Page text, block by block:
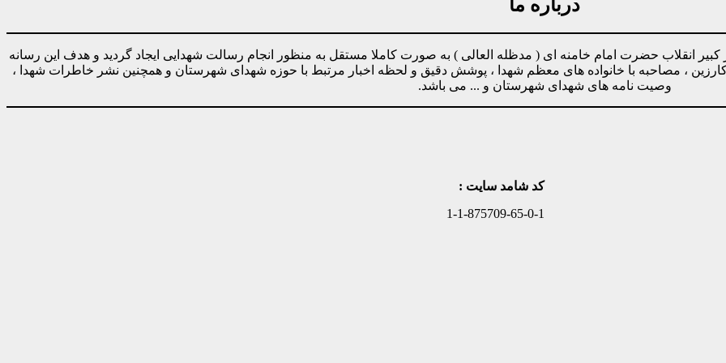
درباره ما
پیروی از دستورات رهبر کبیر انقلاب حضرت امام خامنه ای ( مدظله العالی ) به صورت کاملا مستقل به منظور انجام رسالت شهدایی ایجاد گردید و هدف این رسانه
، مصاحبه با خانواده های معظم شهدا ، پوشش دقیق و لحظه اخبار مرتبط با حوزه شهدای شهرستان و همچنین نشر خاطرات شهدا ،
وصیت نامه های شهدای شهرستان و ... می باشد.
کد شامد سایت :
1-1-875709-65-0-1